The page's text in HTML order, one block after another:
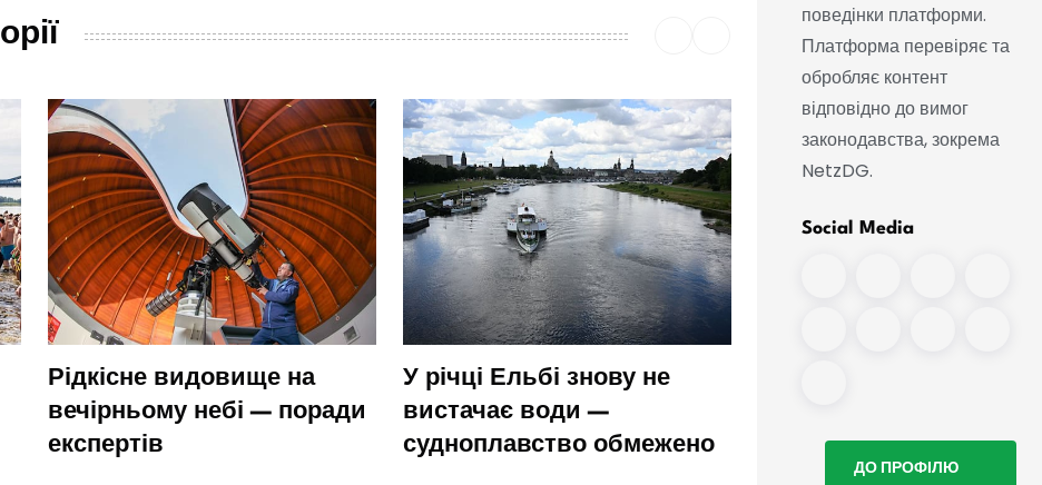
Рідкісне видовище на
вечірньому небі — поради
експертів
У річці Ельбі знову не
вистачає води —
судноплавство обмежено
поведінки платформи.
Платформа перевіряє та
обробляє контент
відповідно до вимог
законодавства, зокрема
NetzDG.
Social Media
ДО ПРОФІЛЮ